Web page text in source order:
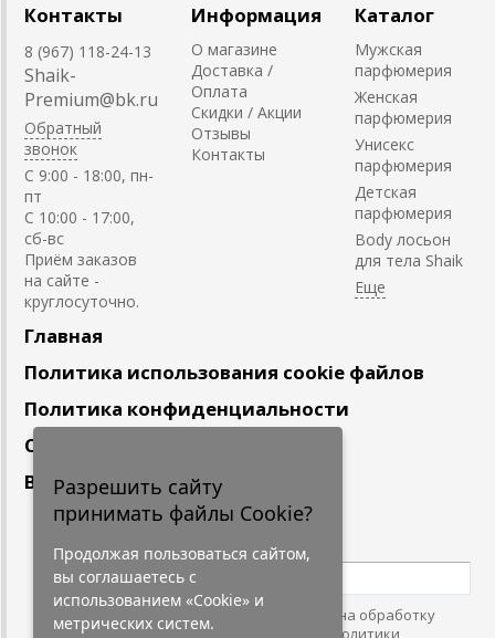
Контакты
8 (967) 118-24-13
Shaik-
Premium@bk.ru
Обратный
звонок
C 9:00 - 18:00, пн-
пт
С 10:00 - 17:00,
сб-вс
Приём заказов
на сайте -
круглосуточно.
Информация
О магазине
Доставка /
Оплата
Скидки / Акции
Отзывы
Контакты
Каталог
Мужская
парфюмерия
Женская
парфюмерия
Унисекс
парфюмерия
Детская
парфюмерия
Body лосьон
для тела Shaik
Главная
Политика использования cookie файлов
Политика конфиденциальности
Сотрудничество
Вакансии
Подпишитесь
Нажимая на кнопку, я даю согласие на обработку
персональных данных. С условиями
"Политики
Разрешить сайту
принимать файлы Cookie?
Продолжая пользоваться сайтом,
вы соглашаетесь с
использованием «Cookie» и
метрических систем.